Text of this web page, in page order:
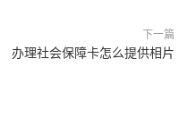
下一篇
办理社会保障卡怎么提供相片